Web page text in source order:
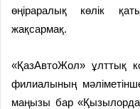
өңіраралық көлік
жақсармақ.
«ҚазАвтоЖол» ұлттық
филиалының
маңызы бар